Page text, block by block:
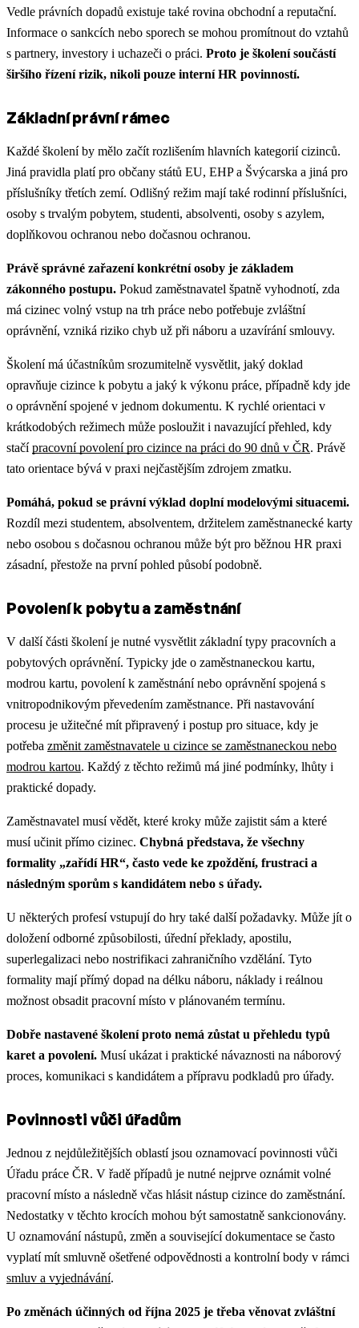
Vedle právních dopadů existuje také rovina obchodní a reputační.
Informace o sankcích nebo sporech se mohou promítnout do vztahů
s partnery, investory i uchazeči o práci. Proto je školení součástí
širšího řízení rizik, nikoli pouze interní HR povinností.
Základní právní rámec
Každé školení by mělo začít rozlišením hlavních kategorií cizinců.
Jiná pravidla platí pro občany států EU, EHP a Švýcarska a jiná pro
příslušníky třetích zemí. Odlišný režim mají také rodinní příslušníci,
osoby s trvalým pobytem, studenti, absolventi, osoby s azylem,
doplňkovou ochranou nebo dočasnou ochranou.
Právě správné zařazení konkrétní osoby je základem
zákonného postupu. Pokud zaměstnavatel špatně vyhodnotí, zda
má cizinec volný vstup na trh práce nebo potřebuje zvláštní
oprávnění, vzniká riziko chyb už při náboru a uzavírání smlouvy.
Školení má účastníkům srozumitelně vysvětlit, jaký doklad
opravňuje cizince k pobytu a jaký k výkonu práce, případně kdy jde
o oprávnění spojené v jednom dokumentu. K rychlé orientaci v
krátkodobých režimech může posloužit i navazující přehled, kdy
stačípracovní povolení pro cizince na práci do 90 dnů v ČR. Právě
tato orientace bývá v praxi nejčastějším zdrojem zmatku.
Pomáhá, pokud se právní výklad doplní modelovými situacemi.
Rozdíl mezi studentem, absolventem, držitelem zaměstnanecké karty
nebo osobou s dočasnou ochranou může být pro běžnou HR praxi
zásadní, přestože na první pohled působí podobně.
Povolení k pobytu a zaměstnání
V další části školení je nutné vysvětlit základní typy pracovních a
pobytových oprávnění. Typicky jde o zaměstnaneckou kartu,
modrou kartu, povolení k zaměstnání nebo oprávnění spojená s
vnitropodnikovým převedením zaměstnance. Při nastavování
procesu je užitečné mít připravený i postup pro situace, kdy je
potřeba změnit zaměstnavatele u cizince se zaměstnaneckou nebo
modrou kartou. Každý z těchto režimů má jiné podmínky, lhůty i
praktické dopady.
Zaměstnavatel musí vědět, které kroky může zajistit sám a které
musí učinit přímo cizinec. Chybná představa, že všechny
formality „zařídí HR“, často vede ke zpoždění, frustraci a
následným sporům s kandidátem nebo s úřady.
U některých profesí vstupují do hry také další požadavky. Může jít o
doložení odborné způsobilosti, úřední překlady, apostilu,
superlegalizaci nebo nostrifikaci zahraničního vzdělání. Tyto
formality mají přímý dopad na délku náboru, náklady i reálnou
možnost obsadit pracovní místo v plánovaném termínu.
Dobře nastavené školení proto nemá zůstat u přehledu typů
karet a povolení. Musí ukázat i praktické návaznosti na náborový
proces, komunikaci s kandidátem a přípravu podkladů pro úřady.
Povinnosti vůči úřadům
Jednou z nejdůležitějších oblastí jsou oznamovací povinnosti vůči
Úřadu práce ČR. V řadě případů je nutné nejprve oznámit volné
pracovní místo a následně včas hlásit nástup cizince do zaměstnání.
Nedostatky v těchto krocích mohou být samostatně sankcionovány.
U oznamování nástupů, změn a související dokumentace se často
vyplatí mít smluvně ošetřené odpovědnosti a kontrolní body v rámci
smluv a vyjednávání.
Po změnách účinných od října 2025 je třeba věnovat zvláštní